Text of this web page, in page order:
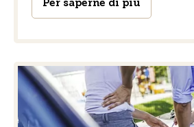
Per saperne di più